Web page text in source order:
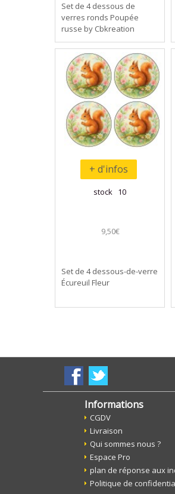
Set de 4 dessous de
verres ronds Poupée
russe by Cbkreation
+ d'infos
stock 10
9,50€
Set de 4 dessous-de-verre
Écureuil Fleur
Informations
CGDV
Livraison
Qui sommes nous ?
Espace Pro
plan de réponse aux
Politique de